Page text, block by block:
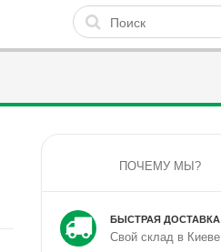
ПОЧЕМУ МЫ?
БЫСТРАЯ ДОСТАВКА
Свой склад в Киеве